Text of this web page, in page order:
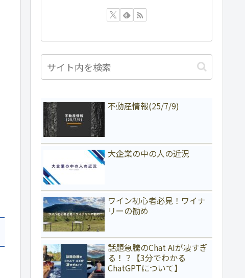
不動産情報(25/7/9)
大企業の中の人の近況
ワイン初心者必見！ワイナ
リーの勧め
話題急騰のChat AIが凄すぎ
る！？【3分でわかる
ChatGPTについて】